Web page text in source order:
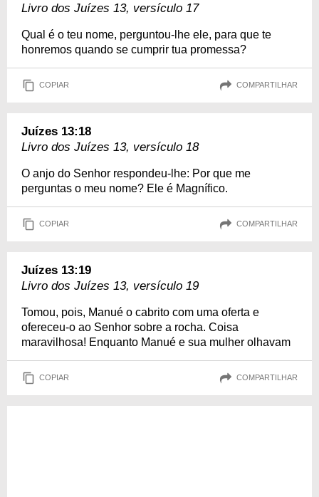
Livro dos Juízes 13, versículo 17
Qual é o teu nome, perguntou-lhe ele, para que te
honremos quando se cumprir tua promessa?
COPIAR COMPARTILHAR
Juízes 13:18
Livro dos Juízes 13, versículo 18
O anjo do Senhor respondeu-lhe: Por que me
perguntas o meu nome? Ele é Magnífico.
COPIAR COMPARTILHAR
Juízes 13:19
Livro dos Juízes 13, versículo 19
Tomou, pois, Manué o cabrito com uma oferta e
ofereceu-o ao Senhor sobre a rocha. Coisa
maravilhosa! Enquanto Manué e sua mulher olhavam
COPIAR COMPARTILHAR